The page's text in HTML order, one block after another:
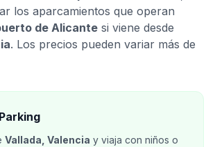
los aparcamientos que operan
de Alicante si viene desde
. Los precios pueden variar más de
Vallada, Valencia y viaja con niños o